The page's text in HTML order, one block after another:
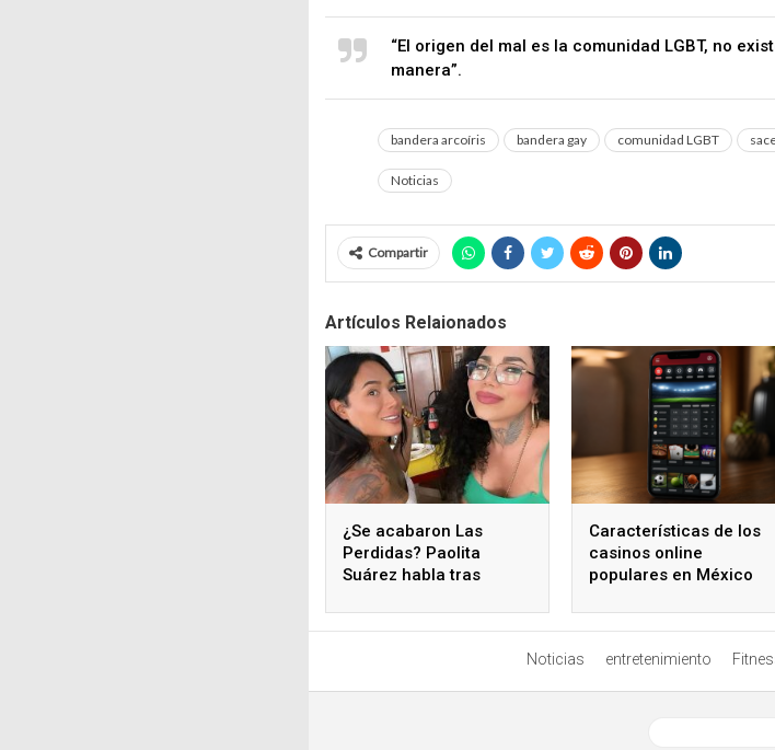
“El origen del mal es la comunidad LGBT, no
manera”.
bandera arcoíris bandera gay comunidad LGBT
Noticias
Compartir
Artículos Relaionados
¿Se acabaron Las
Perdidas? Paolita
Suárez habla tras
de Karina Torres
Características de los
casinos online
populares en México
Noticias entretenimiento